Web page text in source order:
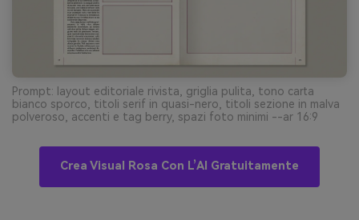
Prompt: layout editoriale rivista, griglia pulita, tono carta
bianco sporco, titoli serif in quasi-nero, titoli sezione in malva
polveroso, accenti e tag berry, spazi foto minimi --ar 16:9
Crea Visual Rosa Con L’AI Gratuitamente